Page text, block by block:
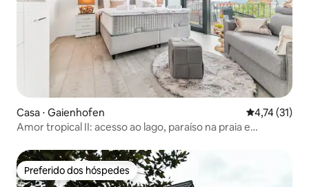
Casa ⋅ Gaienhofen 4,74 de uma
4,74 (31)
Amor tropical II: acesso ao lago, paraíso na praia e
Preferido dos hóspedes
Preferido dos hóspedes